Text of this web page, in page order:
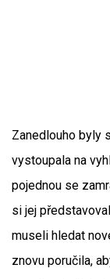
Zanedlouho byly
vystoupala na
pojednou se
si jej
museli hledat
znovu poručila,